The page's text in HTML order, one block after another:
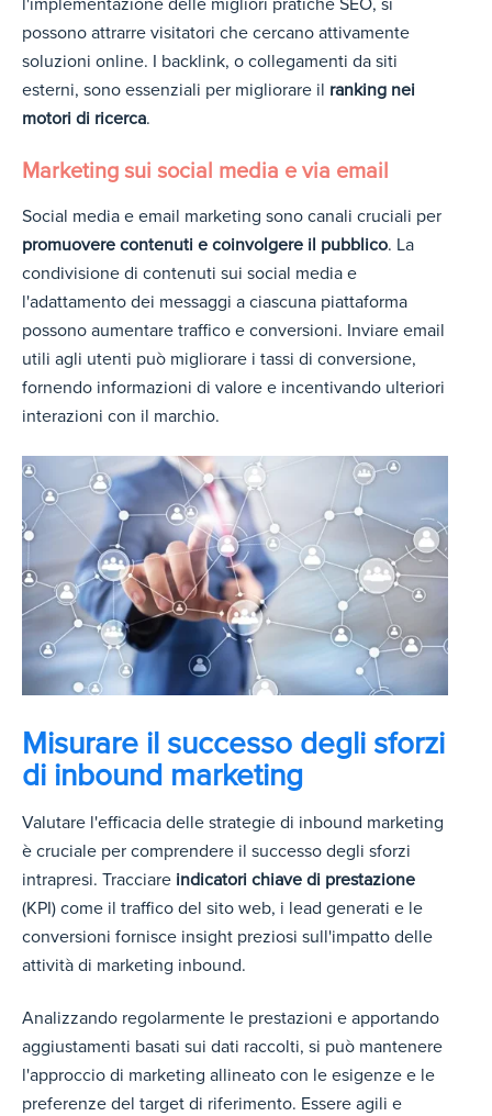
possono attrarre visitatori che cercano attivamente
soluzioni online. I backlink, o collegamenti da siti
esterni, sono essenziali per migliorare il ranking nei
motori di ricerca.
Marketing sui social media e via email
Social media e email marketing sono canali cruciali per
promuovere contenuti e coinvolgere il pubblico. La
condivisione di contenuti sui social media e
l'adattamento dei messaggi a ciascuna piattaforma
possono aumentare traffico e conversioni. Inviare email
utili agli utenti può migliorare i tassi di conversione,
fornendo informazioni di valore e incentivando ulteriori
interazioni con il marchio.
Misurare il successo degli sforzi
di inbound marketing
Valutare l'efficacia delle strategie di inbound marketing
è cruciale per comprendere il successo degli sforzi
intrapresi. Tracciare indicatori chiave di prestazione
(KPI) come il traffico del sito web, i lead generati e le
conversioni fornisce insight preziosi sull'impatto delle
attività di marketing inbound.
Analizzando regolarmente le prestazioni e apportando
aggiustamenti basati sui dati raccolti, si può mantenere
l'approccio di marketing allineato con le esigenze e le
preferenze del target di riferimento. Essere agili e